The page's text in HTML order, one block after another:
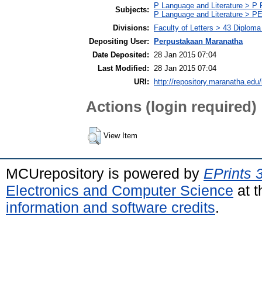
Subjects:
P Language and Literature > P
P Language and Literature >
Divisions:
Faculty of Letters > 43
Depositing User:
Perpustakaan Maranatha
Date Deposited:
28 Jan 2015 07:04
Last Modified:
28 Jan 2015 07:04
URI:
http://
Actions (login required)
View Item
MCUrepository is powered by EPrints
Electronics and Computer Science at
information and software credits.